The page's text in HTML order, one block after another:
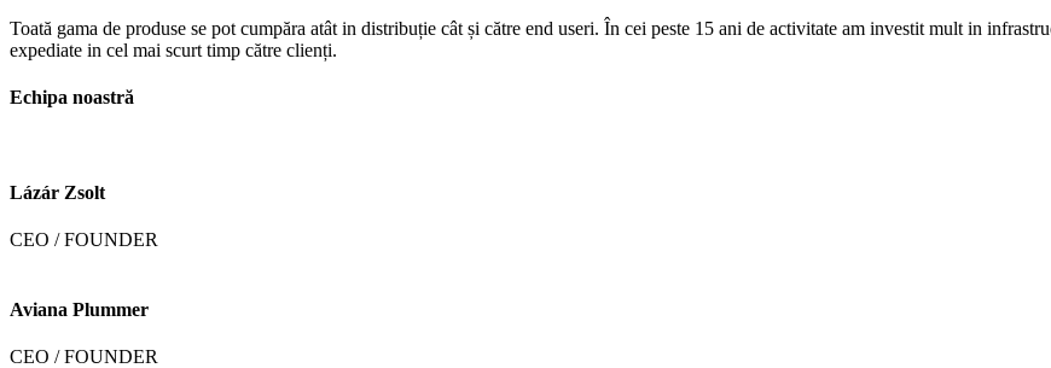
Toată gama de produse se pot cumpăra atât in distribuție cât și către end useri. În cei peste 15 ani de activitate am investit mult in
expediate in cel mai scurt timp către clienți.
Echipa noastră
Lázár Zsolt
CEO / FOUNDER
Aviana Plummer
CEO / FOUNDER